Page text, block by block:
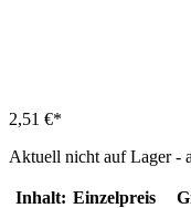
2,51 €*
Aktuell nicht auf Lager -
Inhalt: Einzelpreis